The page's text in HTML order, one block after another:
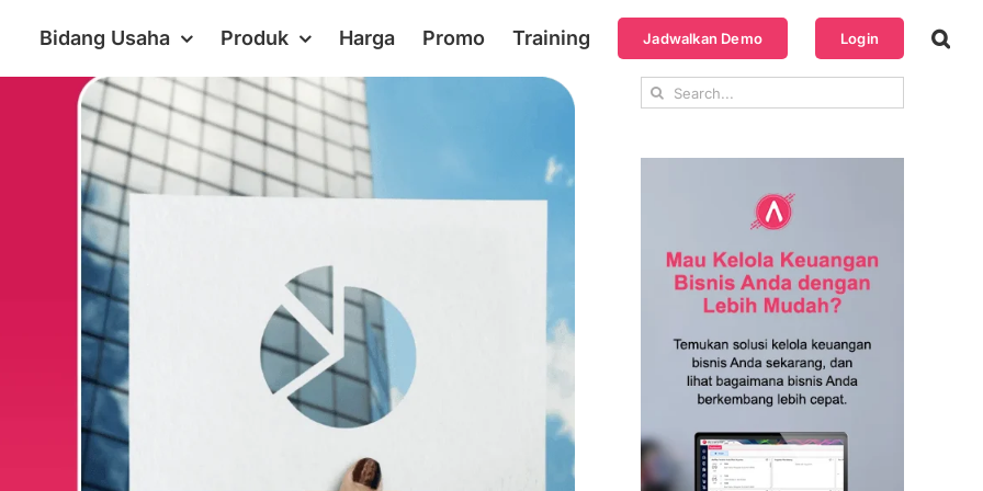
Bidang Usaha Produk Harga Promo Training Jadwalkan Demo Login
Search
for: